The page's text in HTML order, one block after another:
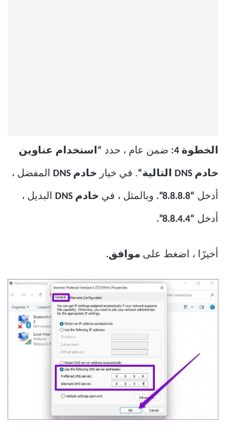
الخطوة 4: ضمن عام ، حدد “استخدام عناوين
خادم DNS التالية” . في خيار خادم DNS المفضل ،
أدخل “8.8.8.8”. وبالمثل ، في خادم DNS البديل ،
أدخل “8.8.4.4”.
أخيرًا ، اضغط على موافق.